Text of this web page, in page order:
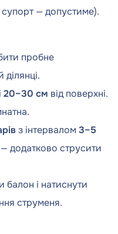
— допустиме).
пробне
20–30 см від поверхні.
з інтервалом 3–5
додатково струсити
балон і натиснути
струменя.